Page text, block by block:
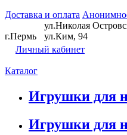
Доставка и оплата
г.Пермь
ул.Николая
ул.Ким, 94
Личный кабинет
Каталог
Игрушки для
Игрушки для